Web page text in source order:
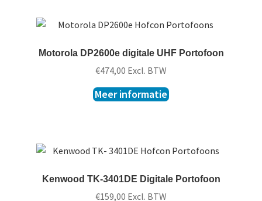
Motorola DP2600e digitale UHF Portofoon
€474,00 Excl. BTW
Meer informatie
Kenwood TK-3401DE Digitale Portofoon
€159,00 Excl. BTW